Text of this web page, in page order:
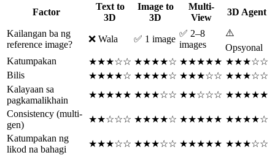
Factor
Text to
3D
Image to
3D
Multi-
View
3D Agent
Kailangan ba ng
reference image?
❌ Wala ✅ 1 image
✅ 2–8
images
⚠️
Opsyonal
Katumpakan
★★★☆☆ ★★★★☆ ★★★★★ ★★★☆☆
Bilis
★★★★☆ ★★★★☆ ★★★☆☆ ★★★☆☆
Kalayaan sa
pagkamalikhain
★★★★★ ★★★☆☆ ★★☆☆☆ ★★★★★
Consistency (multi-
gen)
★★☆☆☆ ★★★★☆ ★★★★★ ★★★★☆
Katumpakan ng
likod na bahagi
★★★☆☆ ★★★☆☆ ★★★★★ ★★★☆☆